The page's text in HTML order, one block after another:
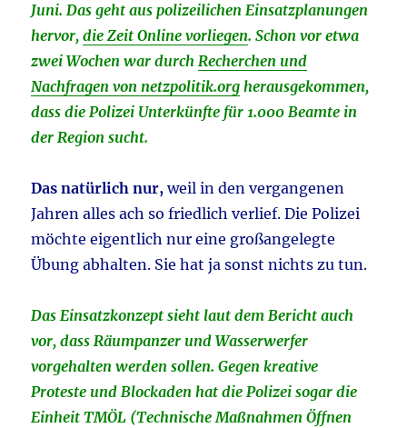
Juni. Das geht aus polizeilichen Einsatzplanungen
hervor,die Zeit Online vorliegen. Schon vor etwa
zwei Wochen war durchRecherchen und
Nachfragen von netzpolitik.org herausgekommen,
dass die Polizei Unterkünfte für 1.000 Beamte in
der Region sucht.
Das natürlich nur,weil in den vergangenen
Jahren alles ach so friedlich verlief. Die Polizei
möchte eigentlich nur eine großangelegte
Übung abhalten. Sie hat ja sonst nichts zu tun.
Das Einsatzkonzept sieht laut dem Bericht auch
vor, dass Räumpanzer und Wasserwerfer
vorgehalten werden sollen. Gegen kreative
Proteste und Blockaden hat die Polizei sogar die
Einheit TMÖL (Technische Maßnahmen Öffnen